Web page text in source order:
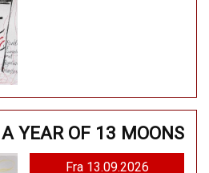
YEAR OF 13 MOONS
Fra 13.09.2026